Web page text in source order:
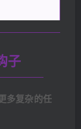
子
多复杂的任